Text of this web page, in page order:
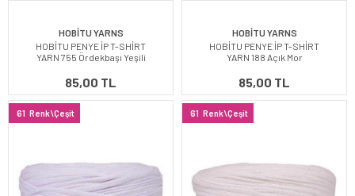
HOBİTU YARNS
HOBİTU PENYE İP T-SHİRT
YARN 755 Ördekbaşı Yeşili
85,00 TL
HOBİTU YARNS
HOBİTU PENYE İP T-SHİRT
YARN 188 Açık Mor
85,00 TL
61 Renk\Çeşit 61 Renk\Çeşit